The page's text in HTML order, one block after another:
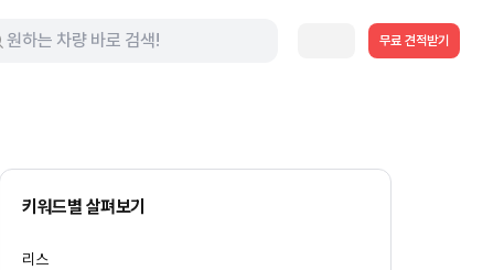
무료 견적받기
키워드별 살펴보기
리스